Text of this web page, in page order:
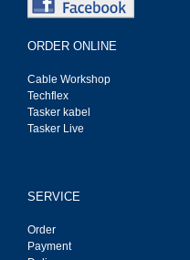
ORDER ONLINE
Cable Workshop
Techflex
Tasker kabel
Tasker Live
SERVICE
Order
Payment